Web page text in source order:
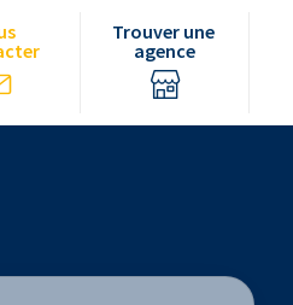
Trouver une
agence